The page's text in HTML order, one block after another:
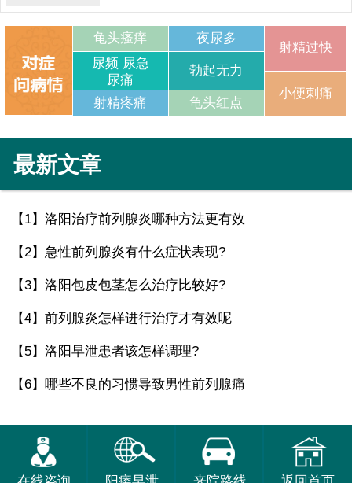
龟头瘙痒
夜尿多
尿频 尿急
尿痛
勃起无力
射精疼痛 龟头红点
射精过快
小便刺痛
最新文章
【1】 洛阳治疗前列腺炎哪种方法更有效
【2】 急性前列腺炎有什么症状表现?
【3】 洛阳包皮包茎怎么治疗比较好?
【4】 前列腺炎怎样进行治疗才有效呢
【5】 洛阳早泄患者该怎样调理?
【6】 哪些不良的习惯导致男性前列腺痛